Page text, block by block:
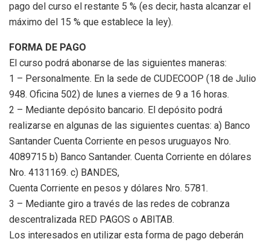
pago del curso el restante 5 % (es decir, hasta alcanzar el
máximo del 15 % que establece la ley).
FORMA DE PAGO
El curso podrá abonarse de las siguientes maneras:
1 – Personalmente. En la sede de CUDECOOP (18 de Julio
948. Oficina 502) de lunes a viernes de 9 a 16 horas.
2 – Mediante depósito bancario. El depósito podrá
realizarse en algunas de las siguientes cuentas: a) Banco
Santander Cuenta Corriente en pesos uruguayos Nro.
4089715 b) Banco Santander. Cuenta Corriente en dólares
Nro. 4131169. c) BANDES,
Cuenta Corriente en pesos y dólares Nro. 5781.
3 – Mediante giro a través de las redes de cobranza
descentralizada RED PAGOS o ABITAB.
Los interesados en utilizar esta forma de pago deberán